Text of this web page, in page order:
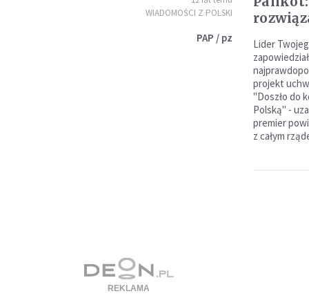
WIADOMOŚCI Z POLSKI
PAP / pz
Lider
projekt
"Doszło do
Polską" -
premier
z całym